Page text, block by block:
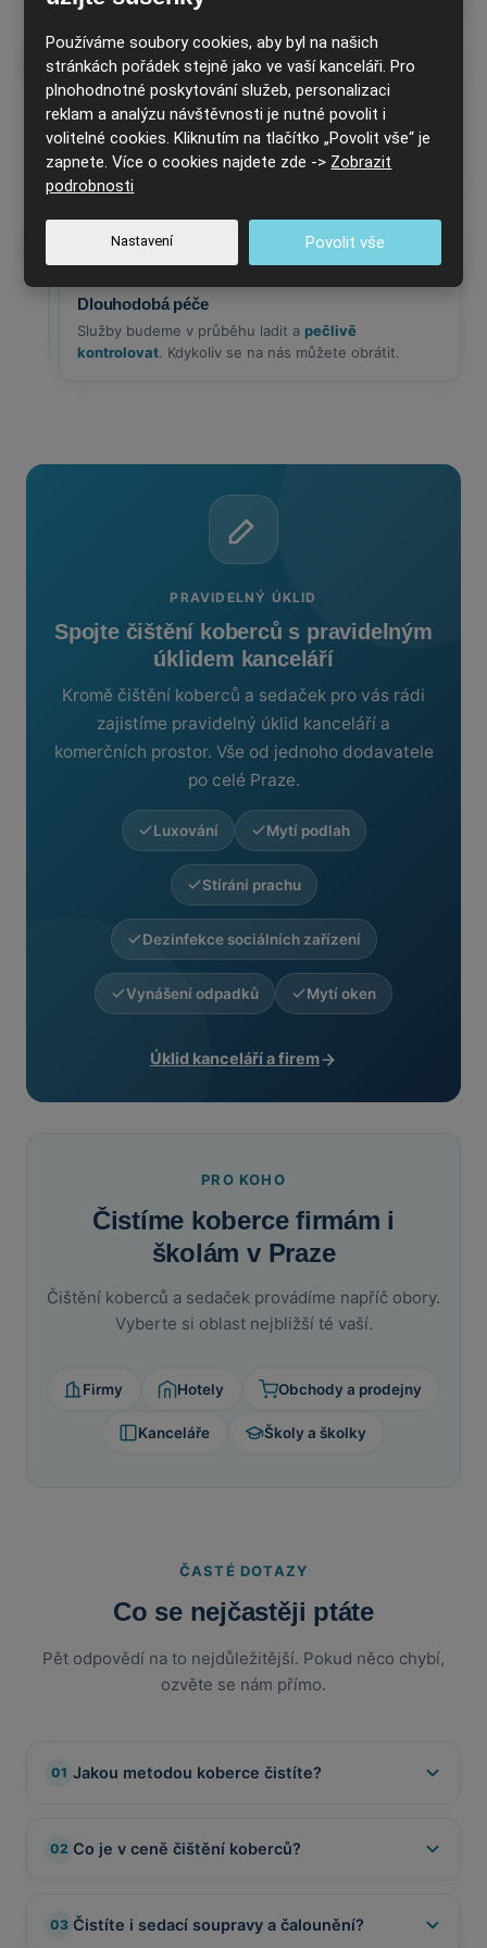
7
Start a supervize
Během prvního týdnezkontroluje úklid supervizora
případně doladíme poslední detaily.
Dlouhodobá péče
Služby budeme v průběhu ladit a pečlivě
kontrolovat. Kdykoliv se na nás můžete obrátit.
PRAVIDELNÝ ÚKLID
Spojte čištění koberců s pravidelným
úklidem kanceláří
Kromě čištění koberců a sedaček pro vás rádi
zajistíme pravidelný úklid kanceláří a
komerčních prostor. Vše od jednoho dodavatele
po celé Praze.
Luxování Mytí podlah
Stírání prachu
Dezinfekce sociálních zařízení
Vynášení odpadků Mytí oken
Úklid kanceláří a firem
PRO KOHO
Čistíme koberce firmám i
školám v Praze
Čištění koberců a sedaček provádíme napříč obory.
Vyberte si oblast nejbližší té vaší.
Firmy Hotely Obchody a prodejny
Kanceláře Školy a školky
ČASTÉ DOTAZY
Co se nejčastěji ptáte
Pět odpovědí na to nejdůležitější. Pokud něco chybí,
ozvěte se nám přímo.
01 Jakou metodou koberce čistíte?
proudem teplé vody , což je nejefektivnější metoda
péče o podlahu.
stroj, který narovná vlas a vytáhne nečistoty z
02 Co je v ceně čištění koberců?
skvrn, chemické čištění přípravky, vyčištění
kartáčovým strojem a extrakční čištění teplou
03 Čistíte i sedací soupravy a čalounění?
Používáme soubory cookies, aby byl na našich
stránkách pořádek stejně jako ve vaší kanceláři. Pro
plnohodnotné poskytování služeb, personalizaci
reklam a analýzu návštěvnosti je nutné povolit i
volitelné cookies. Kliknutím na tlačítko „Povolit vše“ je
zapnete. Více o cookies najdete zde -> Zobrazit
podrobnosti
Nastavení Povolit vše